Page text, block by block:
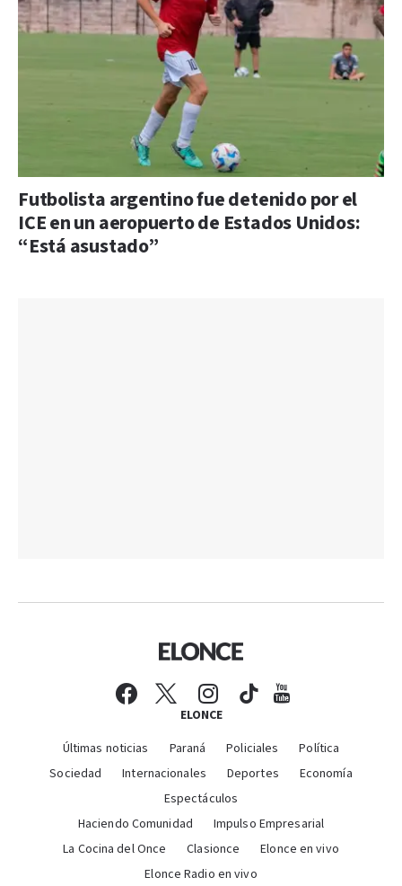
Futbolista argentino fue detenido por el
ICE en un aeropuerto de Estados Unidos:
“Está asustado”
ELONCE
Últimas noticias Paraná Policiales
Política
Sociedad
Internacionales Deportes
Economía
Espectáculos
Haciendo Comunidad
Impulso Empresarial
La Cocina del Once
Clasionce
Elonce en vivo
Elonce Radio en vivo